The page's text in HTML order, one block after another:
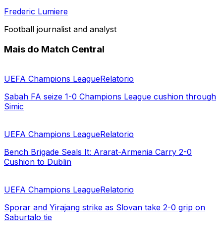
Frederic Lumiere
Football journalist and analyst
Mais do Match Central
UEFA Champions LeagueRelatorio
Sabah FA seize 1-0 Champions League cushion through
Simic
UEFA Champions LeagueRelatorio
Bench Brigade Seals It: Ararat-Armenia Carry 2-0
Cushion to Dublin
UEFA Champions LeagueRelatorio
Sporar and Yirajang strike as Slovan take 2-0 grip on
Saburtalo tie